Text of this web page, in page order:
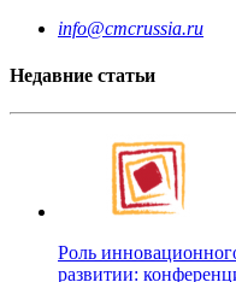
info@cmcrussia.ru
Недавние статьи
Роль
развитии: